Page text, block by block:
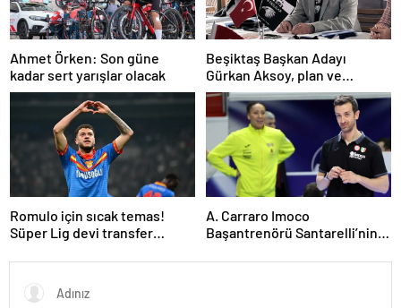
Ahmet Örken: Son güne
kadar sert yarışlar olacak
Beşiktaş Başkan Adayı
Gürkan Aksoy, plan ve
projelerini anlattı
Romulo için sıcak temas!
Süper Lig devi transfer
A. Carraro Imoco
Başantrenörü Santarelli’nin
VakıfBank